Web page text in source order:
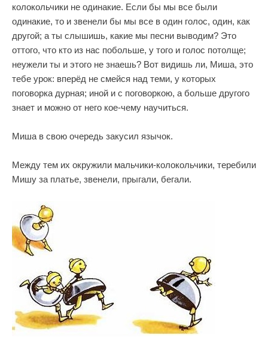
колокольчики не одинакие. Если бы мы все были
одинакие, то и звенели бы мы все в один голос, один, как
другой; а ты слышишь, какие мы песни выводим? Это
оттого, что кто из нас побольше, у того и голос потолще;
неужели ты и этого не знаешь? Вот видишь ли, Миша, это
тебе урок: вперёд не смейся над теми, у которых
поговорка дурная; иной и с поговоркою, а больше другого
знает и можно от него кое-чему научиться.
Миша в свою очередь закусил язычок.
Между тем их окружили мальчики-колокольчики, теребили
Мишу за платье, звенели, прыгали, бегали.